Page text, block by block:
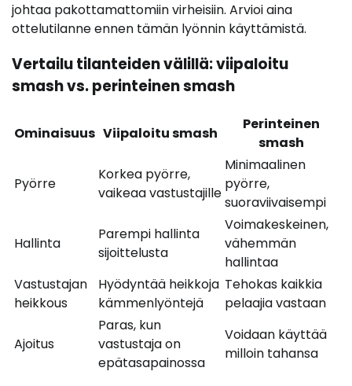
johtaa pakottamattomiin virheisiin. Arvioi aina
ottelutilanne ennen tämän lyönnin käyttämistä.
Vertailu tilanteiden välillä: viipaloitu
smash vs. perinteinen smash
Ominaisuus Viipaloitu smash
Perinteinen
smash
Pyörre
Korkea pyörre,
vaikeaa vastustajille
Minimaalinen
pyörre,
suoraviivaisempi
Hallinta
Parempi hallinta
sijoittelusta
Voimakeskeinen,
vähemmän
hallintaa
Vastustajan
heikkous
Hyödyntää heikkoja
kämmenlyöntejä
Tehokas kaikkia
pelaajia vastaan
Ajoitus
Paras, kun
vastustaja on
epätasapainossa
Voidaan käyttää
milloin tahansa